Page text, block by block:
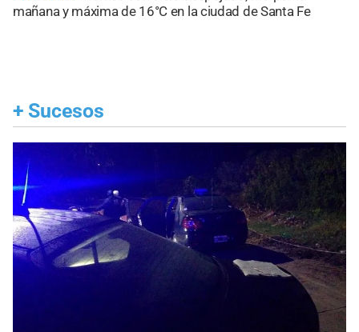
mañana y máxima de 16°C en la ciudad de Santa Fe
+ Sucesos